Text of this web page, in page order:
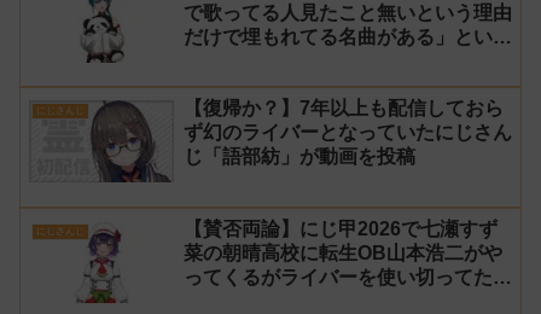
で歌ってる人見たこと無いという理由
だけで埋もれてる名曲がある」という
にじさんじ
【復帰か？】7年以上も配信しておら
ず幻のライバーとなっていたにじさん
じ「語部紡」が動画を投稿
にじさんじ
【賛否両論】にじ甲2026で七瀬すず
菜の朝晴高校に転生OB山本浩二がや
ってくるがライバーを使い切ってたの